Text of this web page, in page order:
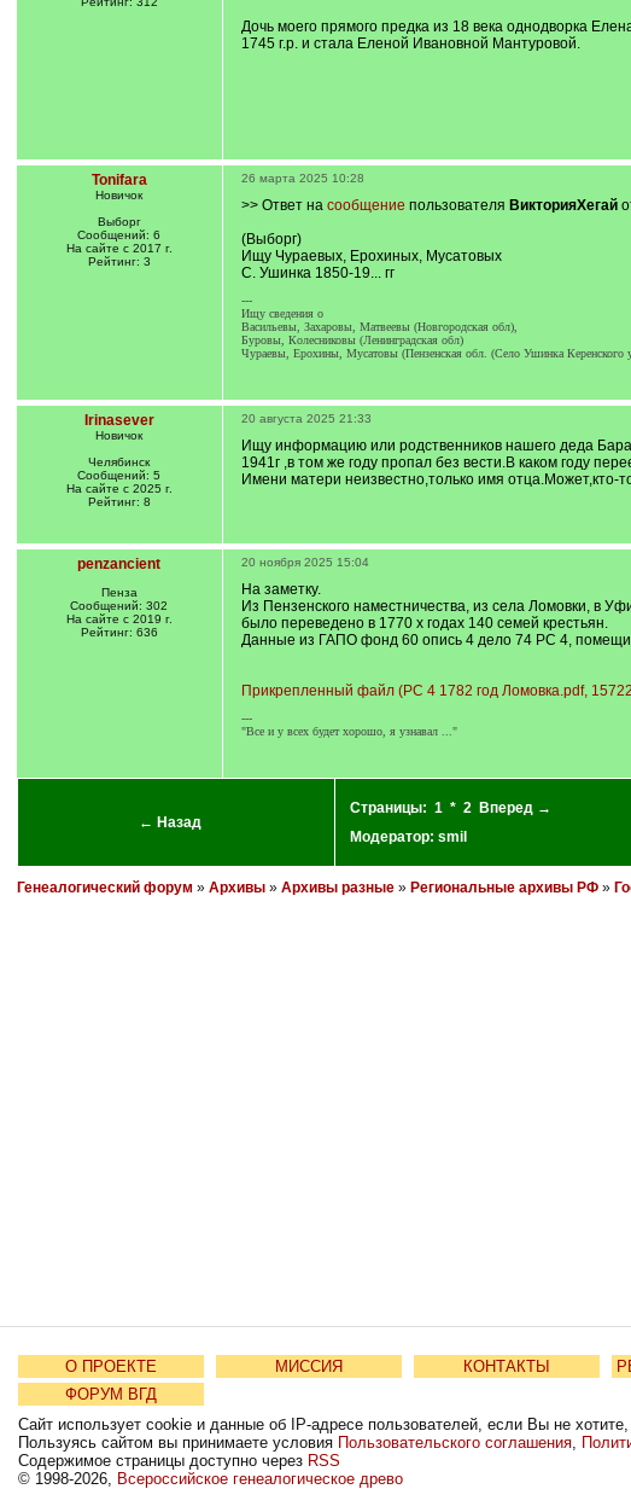
Дочь моего прямого предка из 18 века однодворка
1745 г.р. и стала Еленой Ивановной Мантуровой.
Tonifara
Новичок
Выборг
Сообщений: 6
На сайте с 2017 г.
Рейтинг: 3
26 марта 2025 10:28
>> Ответ на сообщение пользователя ВикторияХегай
(Выборг)
Ищу Чураевых, Ерохиных, Мусатовых
С. Ушинка 1850-19... гг
---
Ищу сведения о
Васильевы, Захаровы, Матвеевы (Новгородская обл),
Буровы, Колесниковы (Ленинградская обл)
Чураевы, Ерохины, Мусатовы (Пензенская обл. (Село Ушинка Керенского
Irinasever
Новичок
Челябинск
Сообщений: 5
На сайте с 2025 г.
Рейтинг: 8
20 августа 2025 21:33
Ищу информацию или родственников нашего деда
1941г ,в том же году пропал без вести.В каком году
Имени матери неизвестно,только имя отца.Может,кто-
penzancient
Пенза
Сообщений: 302
На сайте с 2019 г.
Рейтинг: 636
20 ноября 2025 15:04
На заметку.
Из Пензенского наместничества, из села Ломовки, в
было переведено в 1770 х годах 140 семей крестьян.
Данные из ГАПО фонд 60 опись 4 дело 74 РС 4,
Прикрепленный файл (РС 4 1782 год Ломовка.pdf,
---
"Все и у всех будет хорошо, я узнавал ..."
← Назад
Страницы: 1 * 2
Вперед →
Модератор: smil
Генеалогический форум » Архивы» Архивы разные» Региональные архивы РФ»
О ПРОЕКТЕ МИССИЯ КОНТАКТЫ
ФОРУМ ВГД
Сайт использует cookie и данные об IP-адресе пользователей, если Вы не
Пользуясь сайтом вы принимаете условия Пользовательского соглашения,
Содержимое страницы доступно через RSS
© 1998-2026, Всероссийское генеалогическое древо